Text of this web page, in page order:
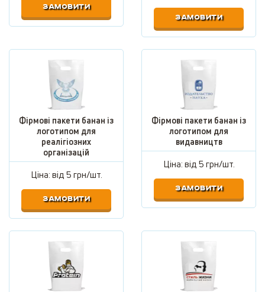
ЗАМОВИТИ
ЗАМОВИТИ
Фірмові пакети банан із
логотипом для
реалігіозних
організацій
Ціна: від5 грн/шт.
ЗАМОВИТИ
Фірмові пакети банан із
логотипом для
видавництв
Ціна: від5 грн/шт.
ЗАМОВИТИ